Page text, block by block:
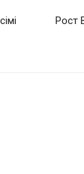
Рост